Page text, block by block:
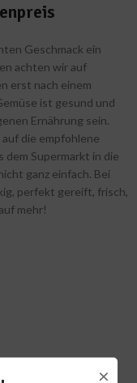
Geschmack ein
achten wir auf
erst nach einem
ist gesund und
Ernährung sein.
die empfohlene
dem Supermarkt in die
ganz einfach. Bei
perfekt gereift, frisch,
mehr!
×